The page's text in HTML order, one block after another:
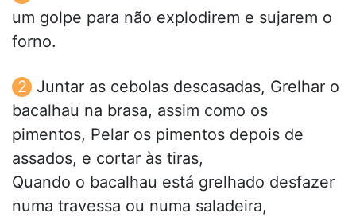
um golpe para não explodirem e sujarem o
forno.
Juntar as cebolas descasadas, Grelhar o
bacalhau na brasa, assim como os
pimentos, Pelar os pimentos depois de
assados, e cortar às tiras,
Quando o bacalhau está grelhado desfazer
numa travessa ou numa saladeira,